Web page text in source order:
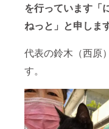
を行っています「
ねっと」と申しま
代表の鈴木（西原
す。